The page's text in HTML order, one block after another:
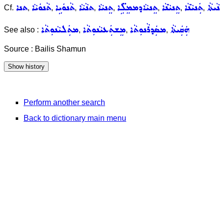
Cf. ܬܢܐ, ܬܵܢܘܿܝܵܐ, ܬܵܢܘܿܝܹܐ, ܬܢܵܝܵܐ, ܬܸܢܝܵܐ, ܬܸܢܝܵܐܕܡܡܸܠܹ̈ܐ, ܬܸܢܝܵܢܵܐ, ܬܲܢܝܵܢܵܐ,
See also : ܡܬܲܠܝܵܢܘܼܬܵܐ, ܡܸܫܬܲܥܝܵܢܘܼܬܵܐ, ܡܣܲܕܪܵܢܘܼܬܵܐ, ܗܲܩܲܝܬܵܐ
Source : Bailis Shamun
Perform another search
Back to dictionary main menu